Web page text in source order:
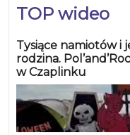
TOP wideo
Tysiące namiotów i
rodzina.
w Czaplinku